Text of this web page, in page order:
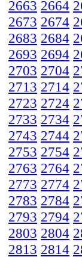
2663 2664
2673 2674
2683 2684
2693 2694
2703 2704
2713 2714
2723 2724
2733 2734
2743 2744
2753 2754
2763 2764
2773 2774
2783 2784
2793 2794
2803 2804
2813 2814